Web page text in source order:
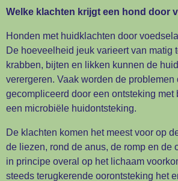
Welke klachten krijgt een hond door
Honden met huidklachten door
De hoeveelheid jeuk varieert van matig
krabben, bijten en likken kunnen de
verergeren. Vaak worden de problemen
gecompliceerd door een ontsteking met
een microbiële huidontsteking.
De klachten komen het meest voor op
de liezen, rond de anus, de romp en de
in principe overal op het lichaam
steeds terugkerende oorontsteking het